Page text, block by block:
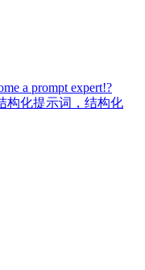
a prompt expert!?
构化提示词，结构化